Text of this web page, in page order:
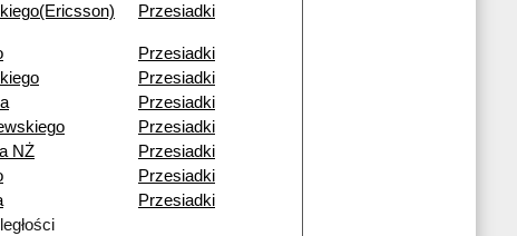
Przesiadki
Przesiadki
Przesiadki
Przesiadki
Przesiadki
NŻ
Przesiadki
Przesiadki
Przesiadki